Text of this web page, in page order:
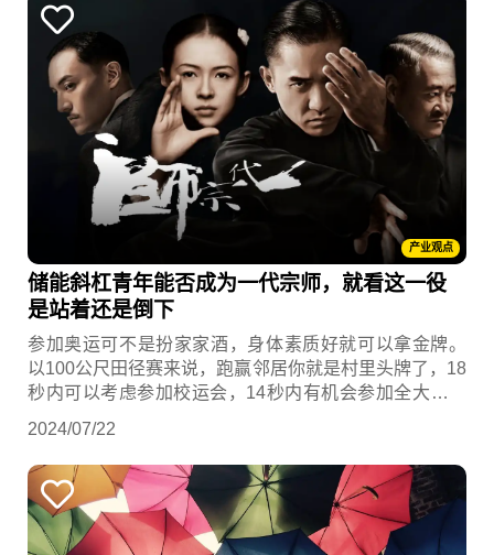
产业观点
储能斜杠青年能否成为一代宗师，就看这一役
是站着还是倒下
参加奥运可不是扮家家酒，身体素质好就可以拿金牌。
以100公尺田径赛来说，跑赢邻居你就是村里头牌了，18
秒内可以考虑参加校运会，14秒内有机会参加全大运，
厘，差之千里。
2024/07/22